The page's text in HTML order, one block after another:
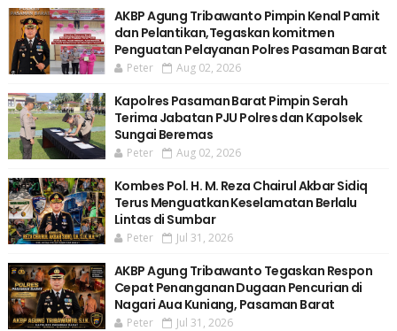
AKBP Agung Tribawanto Pimpin Kenal Pamit
dan Pelantikan,Tegaskan komitmen
Penguatan Pelayanan Polres Pasaman Barat
Peter Aug 02, 2026
Kapolres Pasaman Barat Pimpin Serah
Terima Jabatan PJU Polres dan Kapolsek
Sungai Beremas
Peter Aug 02, 2026
Kombes Pol. H. M. Reza Chairul Akbar Sidiq
Terus Menguatkan Keselamatan Berlalu
Lintas di Sumbar
Peter Jul 31, 2026
AKBP Agung Tribawanto Tegaskan Respon
Cepat Penanganan Dugaan Pencurian di
Nagari Aua Kuniang, Pasaman Barat
Peter Jul 31, 2026